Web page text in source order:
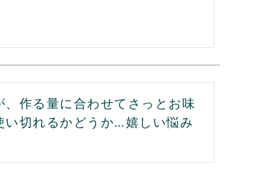
作る量に合わせてさっとお味
い切れるかどうか…嬉しい悩み